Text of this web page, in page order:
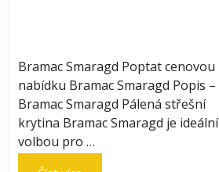
Bramac Smaragd Poptat cenovou
nabídku Bramac Smaragd Popis –
Bramac Smaragd Pálená střešní
krytina Bramac Smaragd je ideální
volbou pro …